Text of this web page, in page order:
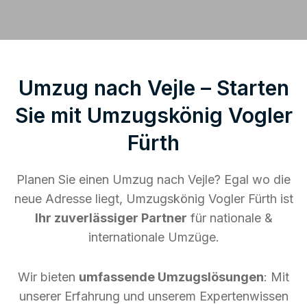
Umzug nach Vejle – Starten
Sie mit Umzugskönig Vogler
Fürth
Planen Sie einen Umzug nach Vejle? Egal wo die
neue Adresse liegt, Umzugskönig Vogler Fürth ist
Ihr zuverlässiger Partner für nationale &
internationale Umzüge.
Wir bieten umfassende Umzugslösungen: Mit
unserer Erfahrung und unserem Expertenwissen